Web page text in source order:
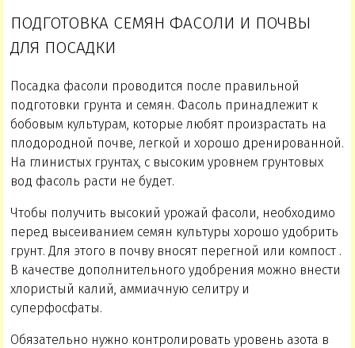
ПОДГОТОВКА СЕМЯН ФАСОЛИ И ПОЧВЫ
ДЛЯ ПОСАДКИ
Посадка фасоли проводится после правильной
подготовки грунта и семян. Фасоль принадлежит к
бобовым культурам, которые любят произрастать на
плодородной почве, легкой и хорошо дренированной.
На глинистых грунтах, с высоким уровнем грунтовых
вод фасоль расти не будет.
Чтобы получить высокий урожай фасоли, необходимо
перед высеиванием семян культуры хорошо удобрить
грунт. Для этого в почву вносят перегной или компост .
В качестве дополнительного удобрения можно внести
хлористый калий, аммиачную селитру и
суперфосфаты.
Обязательно нужно контролировать уровень азота в